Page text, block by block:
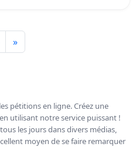
»
pétitions en ligne. Créez une
utilisant notre service puissant !
les jours dans divers médias,
moyen de se faire remarquer